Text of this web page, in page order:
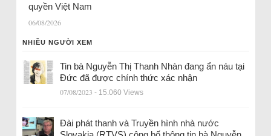
quyền Việt Nam
06/08/2026
NHIỀU NGƯỜI XEM
Tin bà Nguyễn Thị Thanh Nhàn đang ẩn náu tại
Đức đã được chính thức xác nhận
07/08/2023 - 15.060 Views
Đài phát thanh và Truyền hình nhà nước